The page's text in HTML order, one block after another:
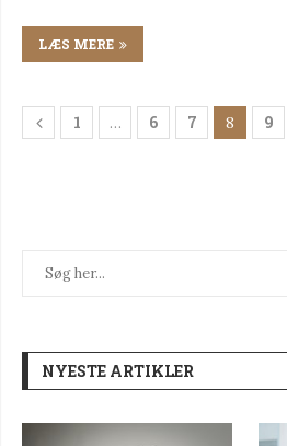
LÆS MERE
1 … 6 7 8 9
NYESTE ARTIKLER